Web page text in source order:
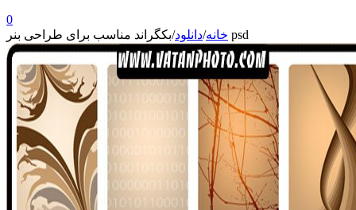
0
خانه/دانلود/ بکگراند مناسب برای طراحی بنر psd